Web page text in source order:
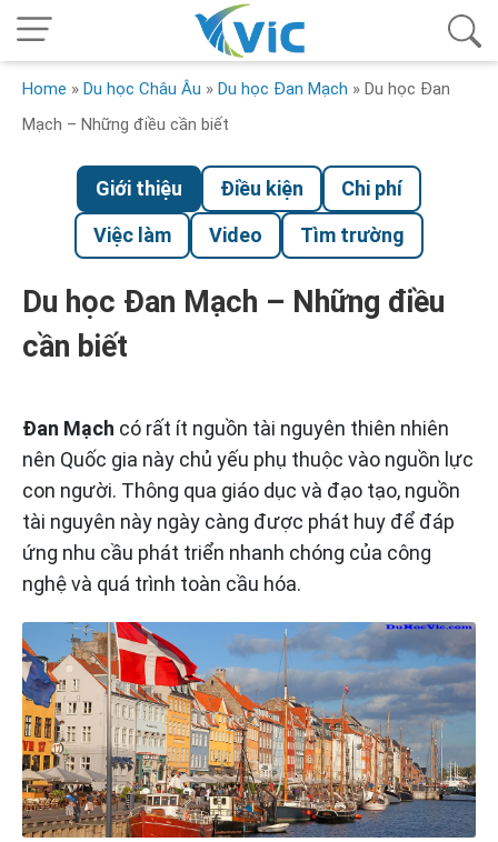
Home » Du học Châu Âu » Du học Đan Mạch » Du học Đan
Mạch – Những điều cần biết
Giới thiệu Điều kiện
Chi phí
Việc làm
Video Tìm trường
Du học Đan Mạch – Những điều
cần biết
Đan Mạch có rất ít nguồn tài nguyên thiên nhiên
nên Quốc gia này chủ yếu phụ thuộc vào nguồn lực
con người. Thông qua giáo dục và đạo tạo, nguồn
tài nguyên này ngày càng được phát huy để đáp
ứng nhu cầu phát triển nhanh chóng của công
nghệ và quá trình toàn cầu hóa.